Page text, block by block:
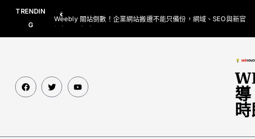
TRENDIN
G
Weebly 關站倒數！企業網站搬遷不能只備份，網域、SEO與新官
網都要一起處理